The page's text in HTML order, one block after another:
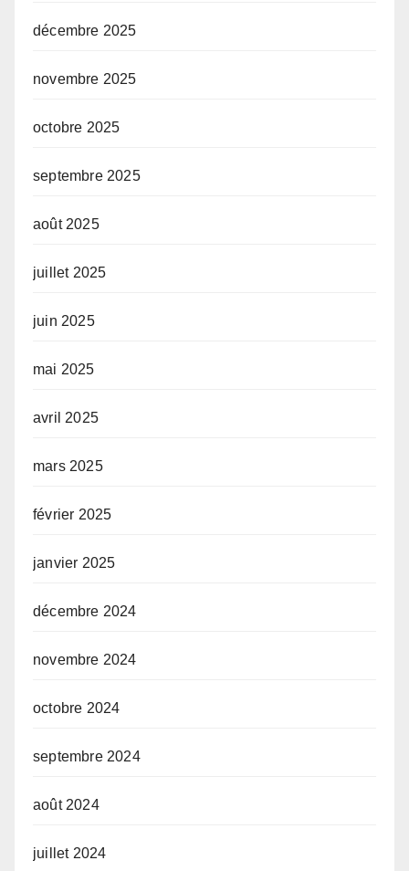
décembre 2025
novembre 2025
octobre 2025
septembre 2025
août 2025
juillet 2025
juin 2025
mai 2025
avril 2025
mars 2025
février 2025
janvier 2025
décembre 2024
novembre 2024
octobre 2024
septembre 2024
août 2024
juillet 2024